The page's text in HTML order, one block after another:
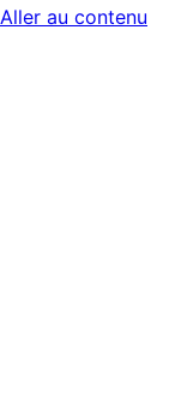
Aller au contenu